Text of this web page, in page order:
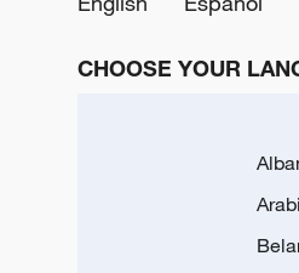
CHOOSE YOUR